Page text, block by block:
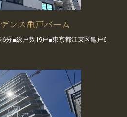
ンス亀戸バーム
分■総戸数19戸■東京都江東区亀戸6-